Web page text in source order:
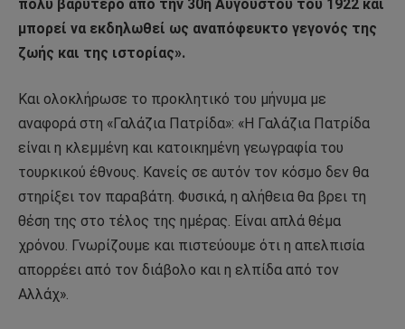
πολύ βαρύτερο από την 30η Αυγούστου του 1922 και
μπορεί να εκδηλωθεί ως αναπόφευκτο γεγονός της
ζωής και της ιστορίας».
Και ολοκλήρωσε το προκλητικό του μήνυμα με
αναφορά στη «Γαλάζια Πατρίδα»: «Η Γαλάζια Πατρίδα
είναι η κλεμμένη και κατοικημένη γεωγραφία του
τουρκικού έθνους. Κανείς σε αυτόν τον κόσμο δεν θα
στηρίξει τον παραβάτη. Φυσικά, η αλήθεια θα βρει τη
θέση της στο τέλος της ημέρας. Είναι απλά θέμα
χρόνου. Γνωρίζουμε και πιστεύουμε ότι η απελπισία
απορρέει από τον διάβολο και η ελπίδα από τον
Αλλάχ».